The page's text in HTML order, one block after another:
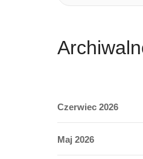
Czerwiec 2026
Maj 2026